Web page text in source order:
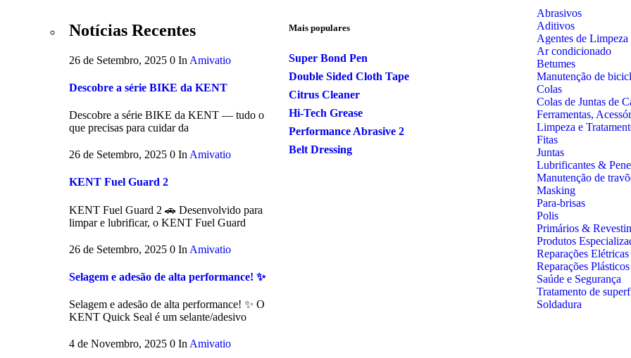
Notícias Recentes
26 de Setembro, 2025 0 In Amivatio
Descobre a série BIKE da KENT
Descobre a série BIKE da KENT — tudo o
que precisas para cuidar da
26 de Setembro, 2025 0 In Amivatio
KENT Fuel Guard 2
KENT Fuel Guard 2 🚗 Desenvolvido para
limpar e lubrificar, o KENT Fuel Guard
26 de Setembro, 2025 0 In Amivatio
Selagem e adesão de alta performance! ✨
Selagem e adesão de alta performance! ✨ O
KENT Quick Seal é um selante/adesivo
4 de Novembro, 2025 0 In Amivatio
Mais populares
Super Bond Pen
Double Sided Cloth Tape
Citrus Cleaner
Hi-Tech Grease
Performance Abrasive 2
Belt Dressing
Abrasivos
Aditivos
Agentes de Limpeza
Ar condicionado
Betumes
Manutenção de
Colas
Colas de Juntas de
Ferramentas,
Limpeza e
Fitas
Juntas
Lubrificantes &
Manutenção de
Masking
Para-brisas
Polis
Primários &
Produtos
Reparações Elétricas
Reparações
Saúde e Segurança
Tratamento de
Soldadura